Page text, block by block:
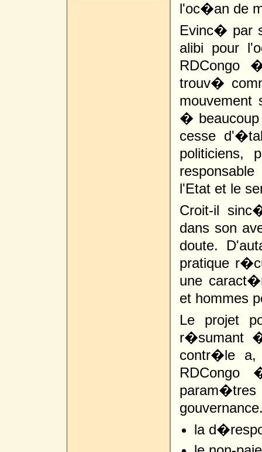
l'oc�an de
Evinc� par
alibi pour
RDCongo
trouv�
mouvement
� beaucoup
cesse
politiciens,
l'Etat et le
Croit-il
dans son
doute.
pratique
une
et hommes
Le projet
r�sumant
contr�le a,
la